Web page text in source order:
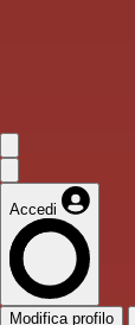
Accedi
Modifica profilo